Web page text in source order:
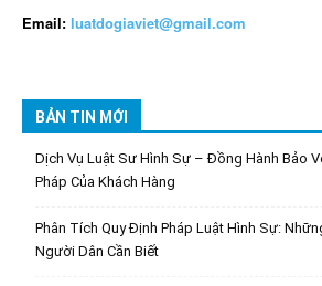
Email: luatdogiaviet@gmail.com
BẢN TIN MỚI
Dịch Vụ Luật Sư Hình Sự – Đồng Hành Bảo
Pháp Của Khách Hàng
Phân Tích Quy Định Pháp Luật Hình Sự:
Người Dân Cần Biết